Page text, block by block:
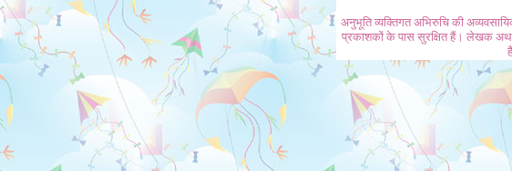
अनुभूति व्यक्तिगत अभिरुचि की
प्रकाशकों के पास सुरक्षित हैं। लेखक